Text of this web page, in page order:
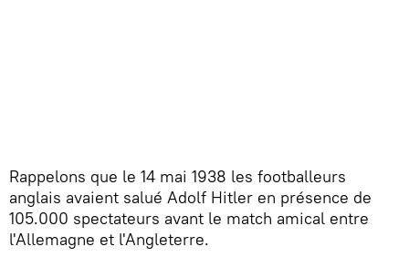
Rappelons que le 14 mai 1938 les footballeurs
anglais avaient salué Adolf Hitler en présence de
105.000 spectateurs avant le match amical entre
l'Allemagne et l'Angleterre.